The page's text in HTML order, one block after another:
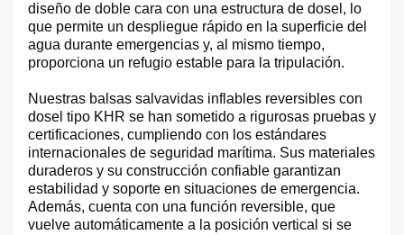
diseño de doble cara con una estructura de dosel, lo
que permite un despliegue rápido en la superficie del
agua durante emergencias y, al mismo tiempo,
proporciona un refugio estable para la tripulación.
Nuestras balsas salvavidas inflables reversibles con
dosel tipo KHR se han sometido a rigurosas pruebas y
certificaciones, cumpliendo con los estándares
internacionales de seguridad marítima. Sus materiales
duraderos y su construcción confiable garantizan
estabilidad y soporte en situaciones de emergencia.
Además, cuenta con una función reversible, que
vuelve automáticamente a la posición vertical si se